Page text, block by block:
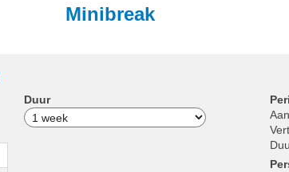
Minibreak
Duur